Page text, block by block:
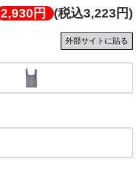
2,930円 (税込3,223円)
外部サイトに貼る